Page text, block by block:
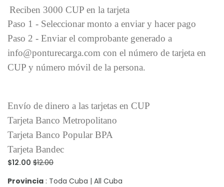
Reciben 3000 CUP en la tarjeta
Paso 1 - Seleccionar monto a enviar y hacer pago
Paso 2 - Enviar el comprobante generado a
info@ponturecarga.com con el número de tarjeta en
CUP y número móvil de la persona.
Envío de dinero a las tarjetas en CUP
Tarjeta Banco Metropolitano
Tarjeta Banco Popular BPA
Tarjeta Bandec
$12.00 $12.00
Provincia : Toda Cuba | All Cuba